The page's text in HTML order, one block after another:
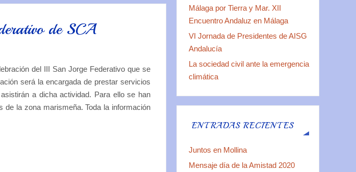
de SCA
del III San Jorge Federativo que se
será la encargada de prestar servicios
a dicha actividad. Para ello se han
la zona marismeña. Toda la información
Málaga por Tierra y Mar. XII
Encuentro Andaluz en Málaga
VI Jornada de Presidentes de AISG
Andalucía
La sociedad civil ante la emergencia
climática
ENTRADAS RECIENTES
Juntos en Mollina
Mensaje día de la Amistad 2020